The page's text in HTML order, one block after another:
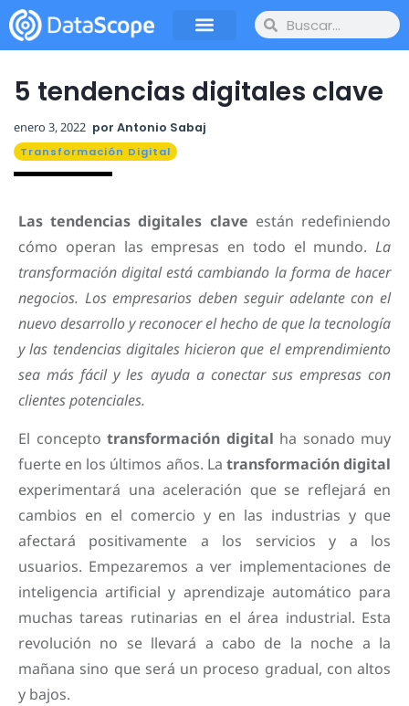
5 tendencias digitales clave
enero 3, 2022 por Antonio Sabaj
Transformación Digital
Las tendencias digitales clave están redefiniendo
cómo operan las empresas en todo el mundo. La
transformación digital está cambiando la forma de hacer
negocios. Los empresarios deben seguir adelante con el
nuevo desarrollo y reconocer el hecho de que la tecnología
y las tendencias digitales hicieron que el emprendimiento
sea más fácil y les ayuda a conectar sus empresas con
clientes potenciales.
El concepto transformación digital ha sonado muy
fuerte en los últimos años. La transformación digital
experimentará una aceleración que se reflejará en
cambios en el comercio y en las industrias y que
afectará positivamente a los servicios y a los
usuarios. Empezaremos a ver implementaciones de
inteligencia artificial y aprendizaje automático para
muchas tareas rutinarias en el área industrial. Esta
revolución no se llevará a cabo de la noche a la
mañana sino que será un proceso gradual, con altos
y bajos.